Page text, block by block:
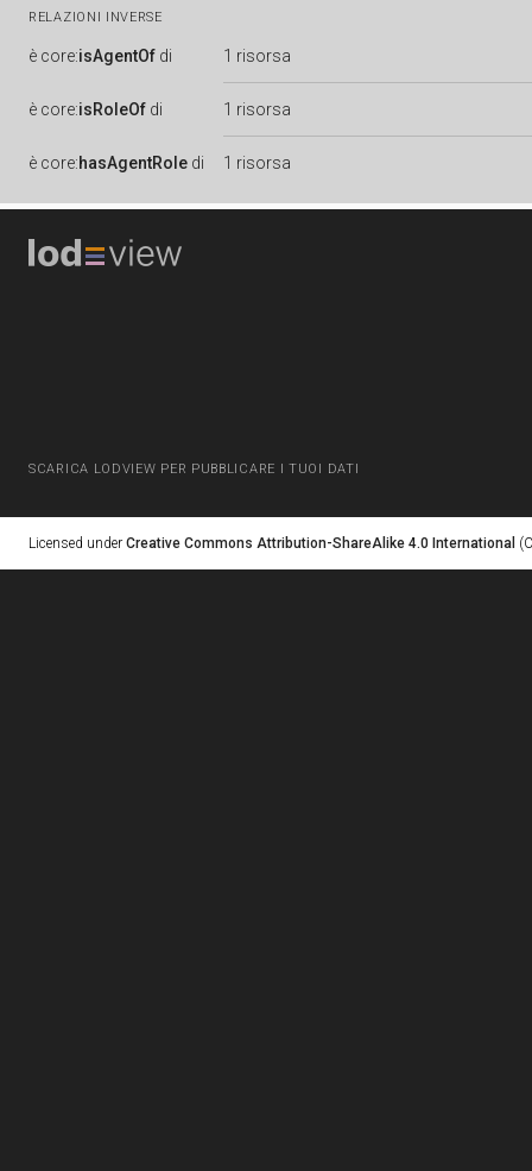
RELAZIONI INVERSE
è core:isAgentOf di 1 risorsa
è core:isRoleOf di 1 risorsa
è core:hasAgentRole di 1 risorsa
SCARICA LODVIEW PER PUBBLICARE I TUOI DATI
Licensed under Creative Commons Attribution-ShareAlike 4.0 International